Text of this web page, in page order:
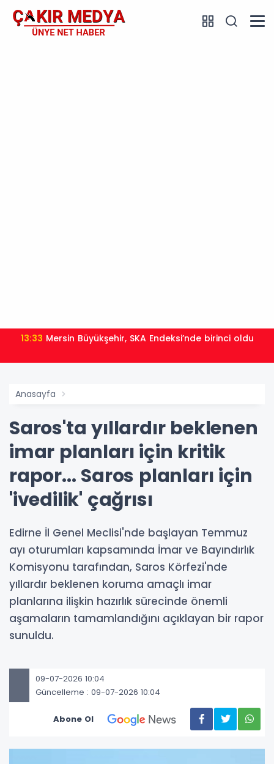
13:33 Mersin Büyükşehir, SKA Endeksi’nde birinci oldu
Anasayfa
Saros'ta yıllardır beklenen
imar planları için kritik
rapor... Saros planları için
'ivedilik' çağrısı
Edirne İl Genel Meclisi'nde başlayan Temmuz
ayı oturumları kapsamında İmar ve Bayındırlık
Komisyonu tarafından, Saros Körfezi'nde
yıllardır beklenen koruma amaçlı imar
planlarına ilişkin hazırlık sürecinde önemli
aşamaların tamamlandığını açıklayan bir rapor
sunuldu.
09-07-2026 10:04
Güncelleme : 09-07-2026 10:04
Abone Ol